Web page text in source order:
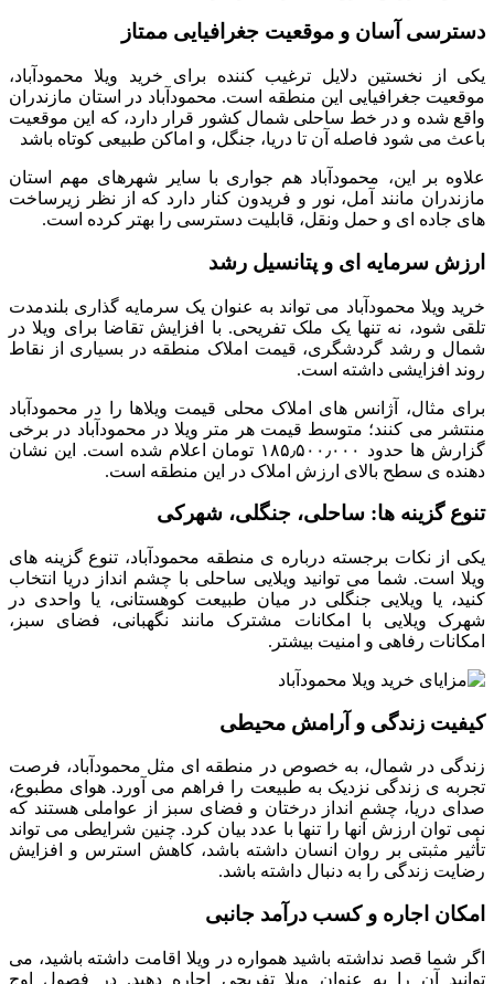
دسترسی آسان و موقعیت جغرافیایی ممتاز
یکی از نخستین دلایل ترغیب کننده برای خرید ویلا محمودآباد،
موقعیت جغرافیایی این منطقه است. محمودآباد در استان مازندران
واقع شده و در خط ساحلی شمال کشور قرار دارد، که این موقعیت
باعث می شود فاصله آن تا دریا، جنگل، و اماکن طبیعی کوتاه باشد
علاوه بر این، محمودآباد هم جواری با سایر شهرهای مهم استان
مازندران مانند آمل، نور و فریدون کنار دارد که از نظر زیرساخت
های جاده ای و حمل ونقل، قابلیت دسترسی را بهتر کرده است.
ارزش سرمایه ای و پتانسیل رشد
خرید ویلا محمودآباد می تواند به عنوان یک سرمایه گذاری بلندمدت
تلقی شود، نه تنها یک ملک تفریحی. با افزایش تقاضا برای ویلا در
شمال و رشد گردشگری، قیمت املاک منطقه در بسیاری از نقاط
روند افزایشی داشته است.
برای مثال، آژانس های املاک محلی قیمت ویلاها را در محمودآباد
منتشر می کنند؛ متوسط قیمت هر متر ویلا در محمودآباد در برخی
گزارش ها حدود ۱۸۵٫۵۰۰٫۰۰۰ تومان اعلام شده است. این نشان
دهنده ی سطح بالای ارزش املاک در این منطقه است.
تنوع گزینه ها: ساحلی، جنگلی، شهرکی
یکی از نکات برجسته درباره ی منطقه محمودآباد، تنوع گزینه های
ویلا است. شما می توانید ویلایی ساحلی با چشم انداز دریا انتخاب
کنید، یا ویلایی جنگلی در میان طبیعت کوهستانی، یا واحدی در
شهرک ویلایی با امکانات مشترک مانند نگهبانی، فضای سبز،
امکانات رفاهی و امنیت بیشتر.
کیفیت زندگی و آرامش محیطی
زندگی در شمال، به خصوص در منطقه ای مثل محمودآباد، فرصت
تجربه ی زندگی نزدیک به طبیعت را فراهم می آورد. هوای مطبوع،
صدای دریا، چشم انداز درختان و فضای سبز از عواملی هستند که
نمی توان ارزش آنها را تنها با عدد بیان کرد. چنین شرایطی می تواند
تأثیر مثبتی بر روان انسان داشته باشد، کاهش استرس و افزایش
رضایت زندگی را به دنبال داشته باشد.
امکان اجاره و کسب درآمد جانبی
اگر شما قصد نداشته باشید همواره در ویلا اقامت داشته باشید، می
توانید آن را به عنوان ویلا تفریحی اجاره دهید. در فصول اوج